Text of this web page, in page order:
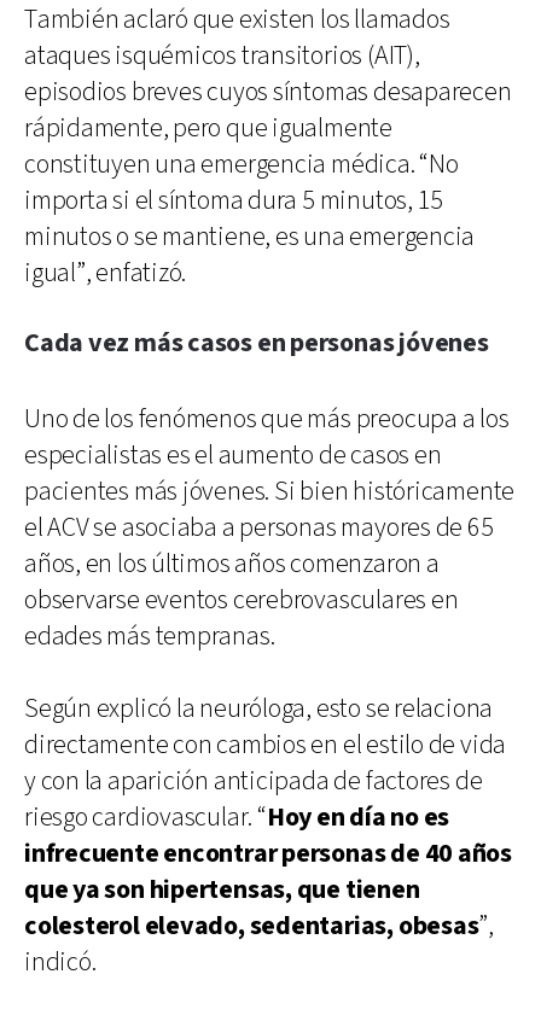
También aclaró que existen los llamados
ataques isquémicos transitorios (AIT),
episodios breves cuyos síntomas desaparecen
rápidamente, pero que igualmente
constituyen una emergencia médica. “No
importa si el síntoma dura 5 minutos, 15
minutos o se mantiene, es una emergencia
igual”, enfatizó.
Cada vez más casos en personas jóvenes
Uno de los fenómenos que más preocupa a los
especialistas es el aumento de casos en
pacientes más jóvenes. Si bien históricamente
el ACV se asociaba a personas mayores de 65
años, en los últimos años comenzaron a
observarse eventos cerebrovasculares en
edades más tempranas.
Según explicó la neuróloga, esto se relaciona
directamente con cambios en el estilo de vida
y con la aparición anticipada de factores de
riesgo cardiovascular. “Hoy en día no es
infrecuente encontrar personas de 40 años
que ya son hipertensas, que tienen
colesterol elevado, sedentarias, obesas”,
indicó.